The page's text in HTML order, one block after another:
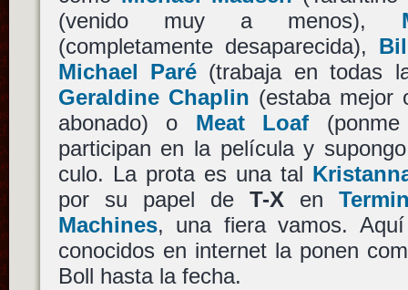
(venido muy a menos),
(completamente desaparecida),
Michael Paré(trabaja en todas
Geraldine Chaplin (estaba mejor
abonado) o Meat Loaf
participan en la película y
culo. La prota es una tal
por su papel de T-X en
Machines, una fiera vamos.
conocidos en internet la ponen
Boll hasta la fecha.